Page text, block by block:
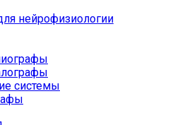
нейрофизиологии
системы